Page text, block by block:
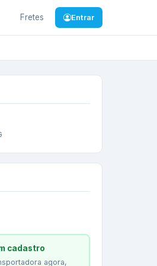
Fretes Entrar
cadastro
agora,